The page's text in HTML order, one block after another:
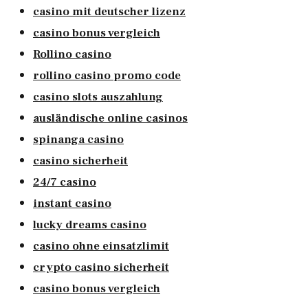
casino mit deutscher lizenz
casino bonus vergleich
Rollino casino
rollino casino promo code
casino slots auszahlung
ausländische online casinos
spinanga casino
casino sicherheit
24/7 casino
instant casino
lucky dreams casino
casino ohne einsatzlimit
crypto casino sicherheit
casino bonus vergleich